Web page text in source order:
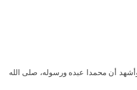
وأشهد أن محمدا عبده ورسوله، صلى الله